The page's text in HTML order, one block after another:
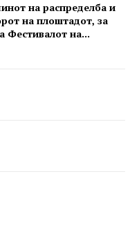
на распределба и
на плоштадот, за
Фестивалот на...